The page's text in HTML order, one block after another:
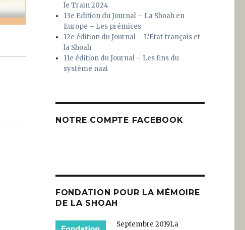
le Train 2024
13e Edition du Journal – La Shoah en
Europe – Les prémices
12e édition du Journal – L’Etat français et
la Shoah
11e édition du Journal – Les fins du
système nazi
NOTRE COMPTE FACEBOOK
FONDATION POUR LA MÉMOIRE
DE LA SHOAH
Septembre 2019La